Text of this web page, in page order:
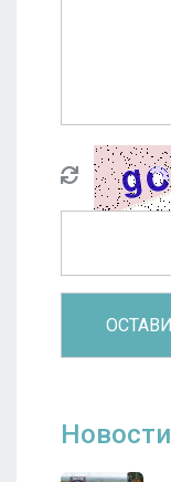
Новости